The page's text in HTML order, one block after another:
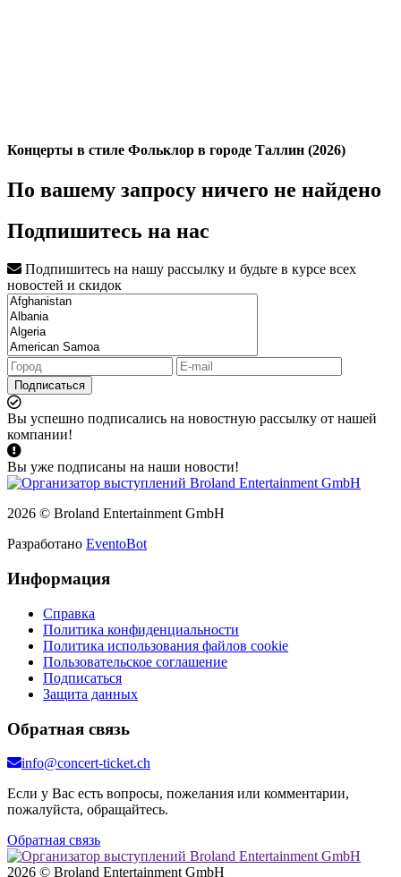
Концерты в стиле Фольклор в городе Таллин (2026)
По вашему запросу ничего не найдено
Подпишитесь на нас
Подпишитесь на нашу рассылку и будьте в курсе всех
новостей и скидок
Подписаться
Вы успешно подписались на новостную рассылку от нашей
компании!
Вы уже подписаны на наши новости!
2026 © Broland Entertainment GmbH
Разработано EventoBot
Информация
Справка
Политика конфиденциальности
Политика использования файлов cookie
Пользовательское соглашение
Подписаться
Защита данных
Обратная связь
info@concert-ticket.ch
Если у Вас есть вопросы, пожелания или комментарии,
пожалуйста, обращайтесь.
Обратная связь
2026 © Broland Entertainment GmbH